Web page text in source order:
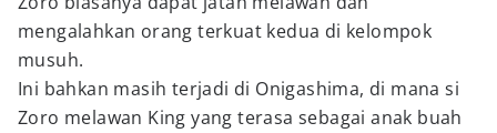
mengalahkan orang terkuat kedua di kelompok
musuh.
Ini bahkan masih terjadi di Onigashima, di mana si
Zoro melawan King yang terasa sebagai anak buah